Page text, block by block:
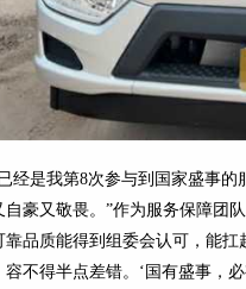
经是我第8次参与到国家盛事
自豪又敬畏。”作为服务保障团
靠品质能得到组委会认可，能
容不得半点差错。‘国有盛事，